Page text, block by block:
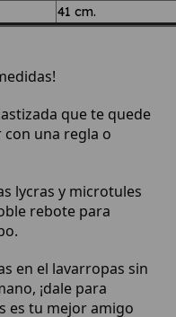
41 cm.
que te quede
una regla o
lycras y microtules
rebote para
en el lavarropas sin
¡dale para
es tu mejor amigo